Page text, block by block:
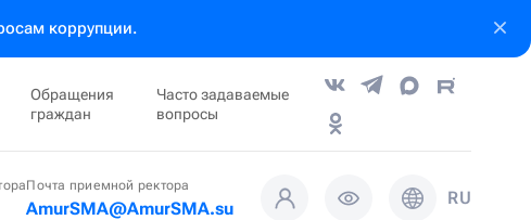
коррупции.
Обращения
граждан
Часто задаваемые
вопросы
Почта приемной ректора
AmurSMA@AmurSMA.su RU